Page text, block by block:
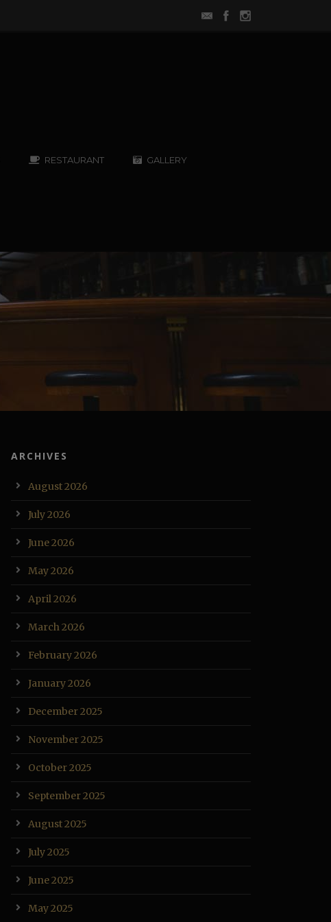
RESTAURANT GALLERY
ARCHIVES
August 2026
July 2026
June 2026
May 2026
April 2026
March 2026
February 2026
January 2026
December 2025
November 2025
October 2025
September 2025
August 2025
July 2025
June 2025
May 2025